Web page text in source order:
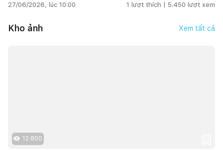
27/06/2026, lúc 10:00 1 lượt thích | 5.450 lượt xem
Kho ảnh Xem tất cả
12.800